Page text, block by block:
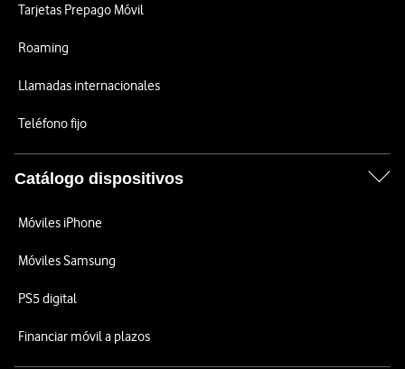
Tarjetas Prepago Móvil
Roaming
Llamadas internacionales
Teléfono fijo
Catálogo dispositivos
Móviles iPhone
Móviles Samsung
PS5 digital
Financiar móvil a plazos